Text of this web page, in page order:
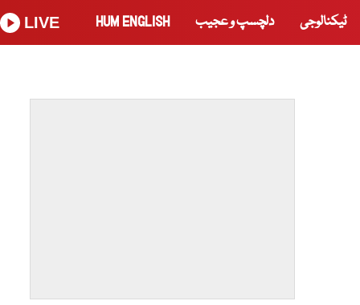
ٹیکنالوجی دلچسپ و عجیب HUM ENGLISH
LIVE